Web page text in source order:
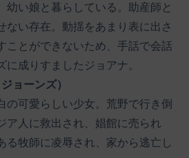
幼い娘と暮らしている。助産師と
ない存在。動揺をあまり表に出さ
ことができないため、手話で会話
に成りすましたジョアナ。
ョーンズ）
の可愛らしい少女。荒野で行き倒
ア人に救出され、娼館に売られ
る牧師に凌辱され、家から逃亡し